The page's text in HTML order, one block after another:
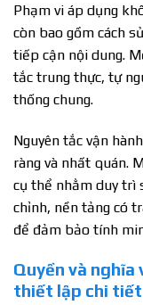
Phạm vi áp dụng
còn bao gồm cách
tiếp cận nội dung.
tắc trung thực, tự
thống chung.
Nguyên tắc vận
ràng và nhất quán.
cụ thể nhằm duy trì
chỉnh, nền tảng có
để đảm bảo tính
Quyền và nghĩa
thiết lập chi tiết